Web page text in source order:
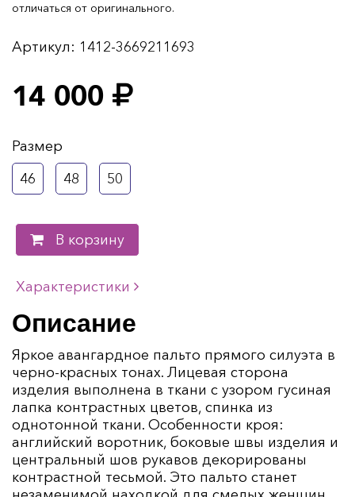
отличаться от оригинального.
Артикул: 1412-3669211693
14 000
Размер
46
48 50
В корзину
Характеристики
Описание
Яркое авангардное пальто прямого силуэта в
черно-красных тонах. Лицевая сторона
изделия выполнена в ткани с узором гусиная
лапка контрастных цветов, спинка из
однотонной ткани. Особенности кроя:
английский воротник, боковые швы изделия и
центральный шов рукавов декорированы
контрастной тесьмой. Это пальто станет